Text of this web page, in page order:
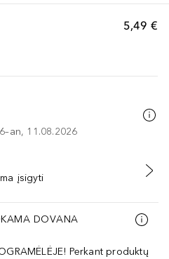
5,49 €
11.08.2026
Į KREPŠELĮ
įsigyti
DOVANA
Perkant produktų